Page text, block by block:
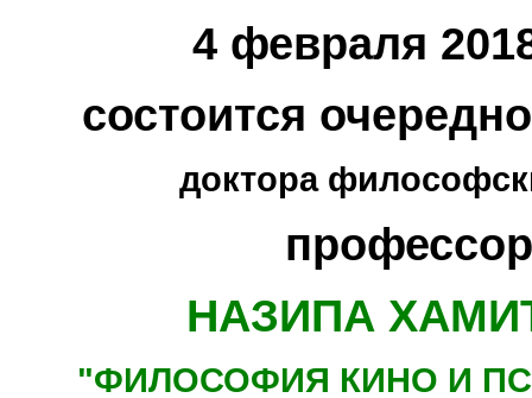
4 февраля
состоится
доктора
НАЗИПА
"ФИЛОСОФИЯ КИНО И